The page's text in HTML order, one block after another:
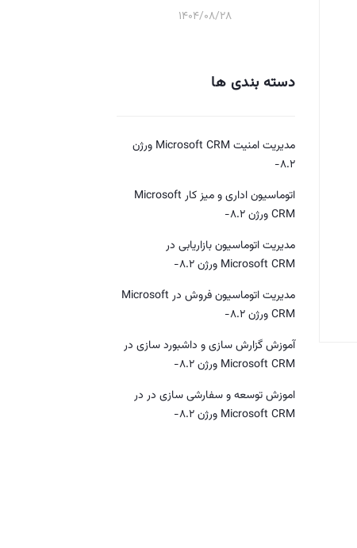
1404/08/28
دسته بندی ها
مدیریت امنیت Microsoft CRM ورژن
8.2-
اتوماسیون اداری و میز کار Microsoft
CRM ورژن 8.2-
مدیریت اتوماسیون بازاریابی در
Microsoft CRM ورژن 8.2-
مدیریت اتوماسیون فروش در Microsoft
CRM ورژن 8.2-
آموزش گزارش سازی و داشبورد سازی در
Microsoft CRM ورژن 8.2-
اموزش توسعه و سفارشی سازی در در
Microsoft CRM ورژن 8.2-